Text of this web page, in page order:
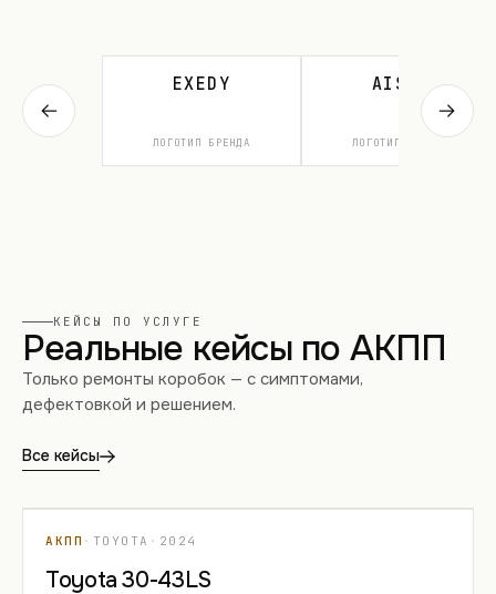
EXEDY
ЛОГОТИП БРЕНДА
AISIN
ЛОГОТИП БРЕНДА
КЕЙСЫ ПО УСЛУГЕ
Реальные кейсы по АКПП
Только ремонты коробок — с симптомами,
дефектовкой и решением.
Все кейсы
КЕЙС 01
АКПП · TOYOTA · 2024
Toyota 30-43LS